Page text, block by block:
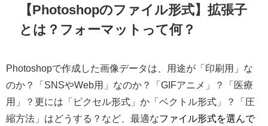
【Photoshopのファイル形式】拡張子
とは？フォーマットって何？
Photoshopで作成した画像データは、用途が「印刷用」な
のか？「SNSやWeb用」なのか？「GIFアニメ」？「医療
用」？更には「ピクセル形式」か「ベクトル形式」？「圧
縮方法」はどうする？など、最適なファイル形式を選んで